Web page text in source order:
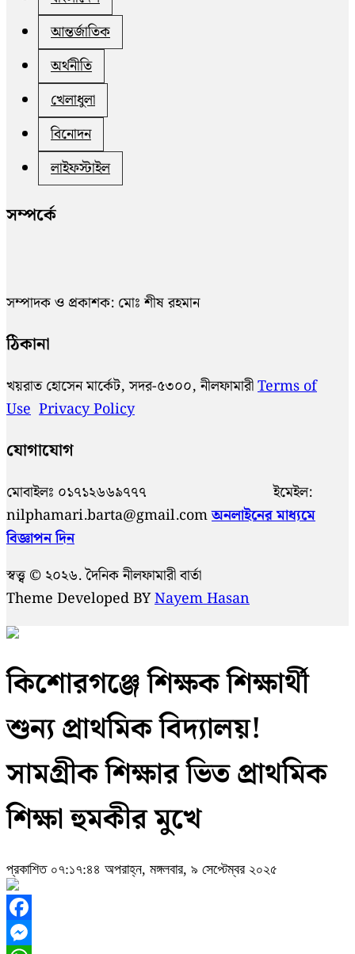
আন্তর্জাতিক
অর্থনীতি
খেলাধুলা
বিনোদন
লাইফস্টাইল
সম্পর্কে
সম্পাদক ও প্রকাশক: মোঃ শীষ রহমান
ঠিকানা
খয়রাত হোসেন মার্কেট, সদর-৫৩০০, নীলফামারীTerms of
Use Privacy Policy
যোগাযোগ
মোবাইলঃ ০১৭১২৬৬৯৭৭৭ ইমেইল:
nilphamari.barta@gmail.comঅনলাইনের মাধ্যমে
বিজ্ঞাপন দিন
স্বত্ত্ব © ২০২৬. দৈনিক নীলফামারী বার্তা
Theme Developed BYNayem Hasan
কিশোরগঞ্জে শিক্ষক শিক্ষার্থী
শুন্য প্রাথমিক বিদ্যালয়!
সামগ্রীক শিক্ষার ভিত প্রাথমিক
শিক্ষা হুমকীর মুখে
প্রকাশিত ০৭:১৭:৪৪ অপরাহ্ন, মঙ্গলবার, ৯ সেপ্টেম্বর ২০২৫
Facebook